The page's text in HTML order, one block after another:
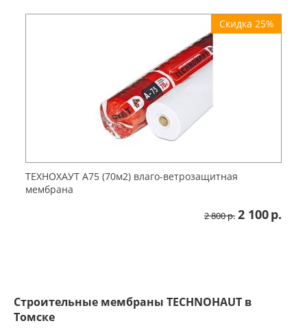
Скидка 25%
ТЕХНОХАУТ А75 (70м2) влаго-ветрозащитная
мембрана
2 800р. 2 100р.
Строительные мембраны TECHNOHAUT в
Томске